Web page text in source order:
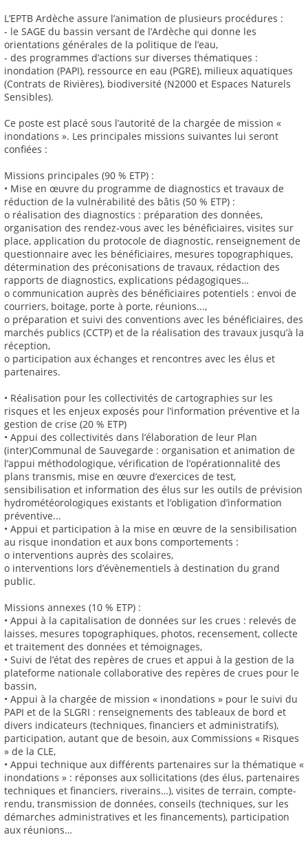
L’EPTB Ardèche assure l’animation de plusieurs procédures :
- le SAGE du bassin versant de l’Ardèche qui donne les
orientations générales de la politique de l’eau,
- des programmes d’actions sur diverses thématiques :
inondation (PAPI), ressource en eau (PGRE), milieux aquatiques
(Contrats de Rivières), biodiversité (N2000 et Espaces Naturels
Sensibles).
Ce poste est placé sous l’autorité de la chargée de mission «
inondations ». Les principales missions suivantes lui seront
confiées :
Missions principales (90 % ETP) :
• Mise en œuvre du programme de diagnostics et travaux de
réduction de la vulnérabilité des bâtis (50 % ETP) :
o réalisation des diagnostics : préparation des données,
organisation des rendez-vous avec les bénéficiaires, visites sur
place, application du protocole de diagnostic, renseignement de
questionnaire avec les bénéficiaires, mesures topographiques,
détermination des préconisations de travaux, rédaction des
rapports de diagnostics, explications pédagogiques…
o communication auprès des bénéficiaires potentiels : envoi de
courriers, boitage, porte à porte, réunions...,
o préparation et suivi des conventions avec les bénéficiaires, des
marchés publics (CCTP) et de la réalisation des travaux jusqu’à la
réception,
o participation aux échanges et rencontres avec les élus et
partenaires.
• Réalisation pour les collectivités de cartographies sur les
risques et les enjeux exposés pour l’information préventive et la
gestion de crise (20 % ETP)
• Appui des collectivités dans l’élaboration de leur Plan
(inter)Communal de Sauvegarde : organisation et animation de
l’appui méthodologique, vérification de l’opérationnalité des
plans transmis, mise en œuvre d’exercices de test,
sensibilisation et information des élus sur les outils de prévision
hydrométéorologiques existants et l’obligation d’information
préventive...
• Appui et participation à la mise en œuvre de la sensibilisation
au risque inondation et aux bons comportements :
o interventions auprès des scolaires,
o interventions lors d’évènementiels à destination du grand
public.
Missions annexes (10 % ETP) :
• Appui à la capitalisation de données sur les crues : relevés de
laisses, mesures topographiques, photos, recensement, collecte
et traitement des données et témoignages,
• Suivi de l’état des repères de crues et appui à la gestion de la
plateforme nationale collaborative des repères de crues pour le
bassin,
• Appui à la chargée de mission « inondations » pour le suivi du
PAPI et de la SLGRI : renseignements des tableaux de bord et
divers indicateurs (techniques, financiers et administratifs),
participation, autant que de besoin, aux Commissions « Risques
» de la CLE,
• Appui technique aux différents partenaires sur la thématique «
inondations » : réponses aux sollicitations (des élus, partenaires
techniques et financiers, riverains…), visites de terrain, compte-
rendu, transmission de données, conseils (techniques, sur les
démarches administratives et les financements), participation
aux réunions…